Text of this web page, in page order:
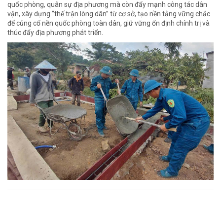
quốc phòng, quân sự địa phương mà còn đẩy mạnh công tác dân
vận, xây dựng “thế trận lòng dân” từ cơ sở, tạo nền tảng vững chắc
để củng cố nền quốc phòng toàn dân, giữ vững ổn định chính trị và
thúc đẩy địa phương phát triển.